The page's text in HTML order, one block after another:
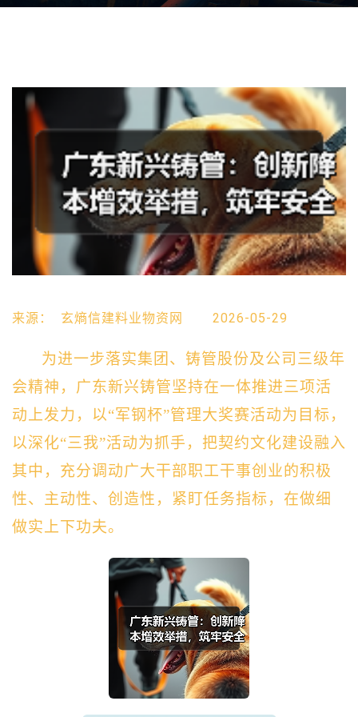
来源： 玄熵信建料业物资网 2026-05-29
为进一步落实集团、铸管股份及公司三级年
会精神，广东新兴铸管坚持在一体推进三项活
动上发力，以“军钢杯”管理大奖赛活动为目标，
以深化“三我”活动为抓手，把契约文化建设融入
其中，充分调动广大干部职工干事创业的积极
性、主动性、创造性，紧盯任务指标，在做细
做实上下功夫。